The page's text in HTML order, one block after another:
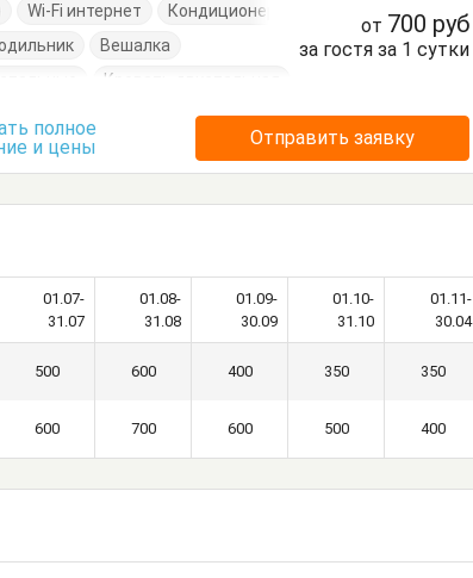
Wi-Fi интернет
Кондиционер
Вешалка
Кровать двуспальная
от 700 руб
за гостя за 1 сутки
полное
и цены
Отправить заявку
01.07-
31.07
01.08-
31.08
01.09-
30.09
01.10-
31.10
01.11-
30.04
500 600 400 350 350
600 700 600 500 400